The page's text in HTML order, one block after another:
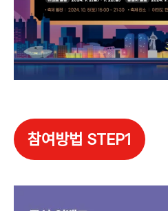
참여방법 STEP1